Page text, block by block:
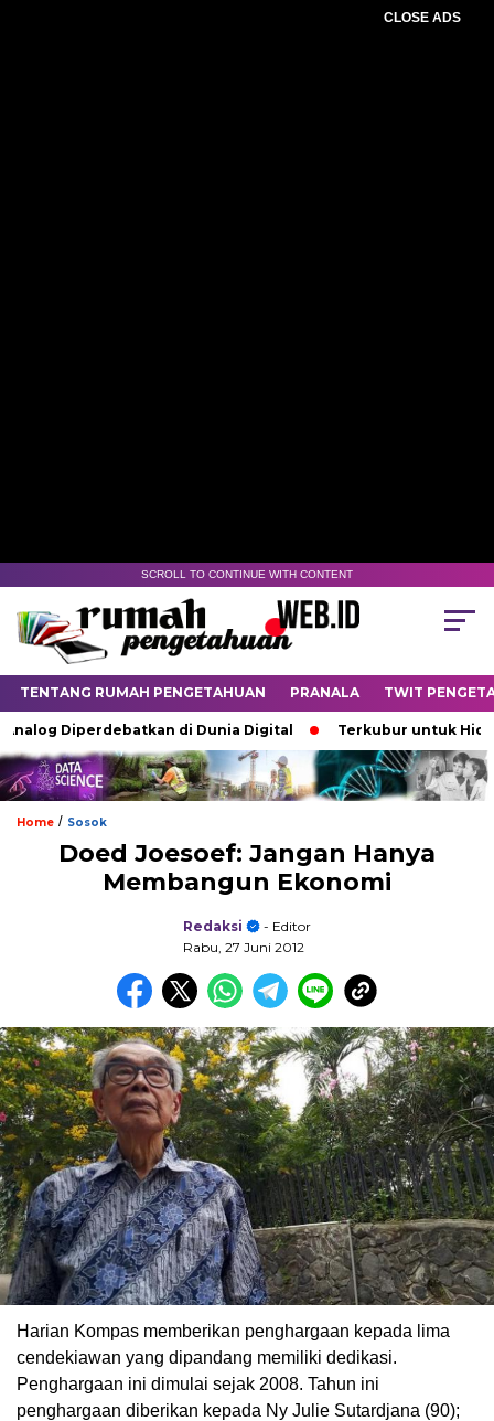
CLOSE ADS
SCROLL TO CONTINUE WITH CONTENT
TENTANG RUMAH PENGETAHUAN PRANALA TWIT
Diperdebatkan di Dunia Digital Terkubur untuk Hidup
Home / Sosok
Doed Joesoef: Jangan Hanya
Membangun Ekonomi
Redaksi
- Editor
Rabu, 27 Juni 2012
Harian Kompas memberikan penghargaan kepada lima
cendekiawan yang dipandang memiliki dedikasi.
Penghargaan ini dimulai sejak 2008. Tahun ini
penghargaan diberikan kepada Ny Julie Sutardjana (90);